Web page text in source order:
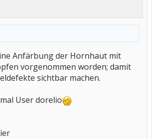
Anfärbung der Hornhaut mit
vorgenommen worden; damit
sichtbar machen.
User dorelio